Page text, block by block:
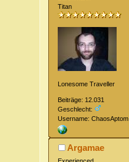
Titan
Lonesome Traveller
Beiträge: 12.031
Geschlecht:
Username: ChaosAptom
Argamae